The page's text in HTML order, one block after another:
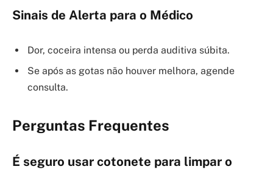
Sinais de Alerta para o Médico
Dor, coceira intensa ou perda auditiva súbita.
Se após as gotas não houver melhora, agende
consulta.
Perguntas Frequentes
É seguro usar cotonete para limpar o